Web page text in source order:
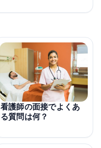
看護師の面接でよくあ
る質問は何？